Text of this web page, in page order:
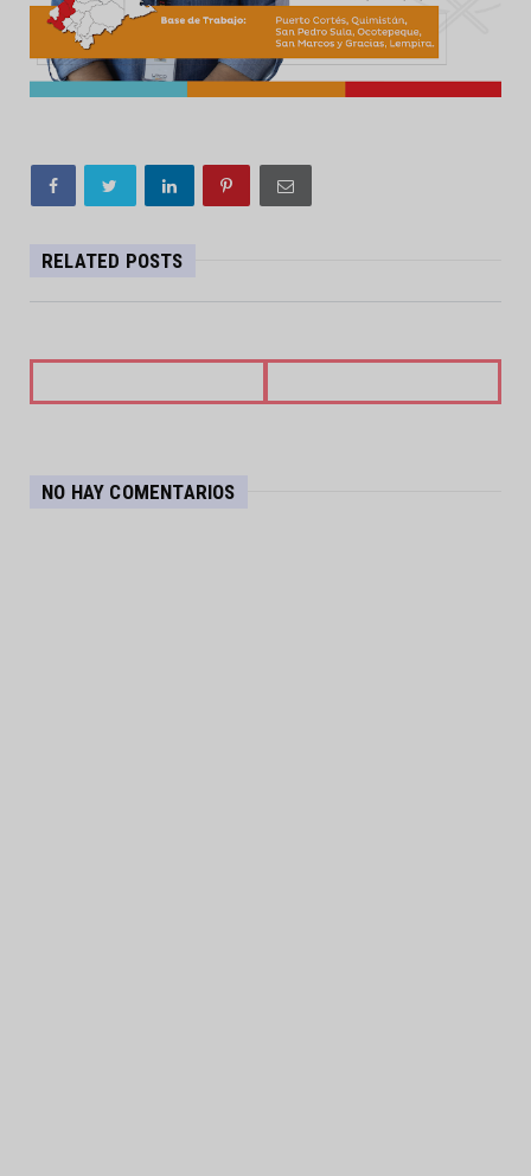
RELATED POSTS
NO HAY COMENTARIOS